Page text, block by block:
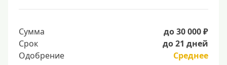
Сумма
до 30 000 ₽
Срок
до 21 дней
Одобрение
Среднее